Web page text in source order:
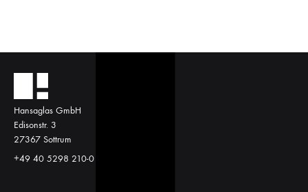
Hansaglas GmbH
Edisonstr. 3
27367 Sottrum
+49 40 5298 210-0